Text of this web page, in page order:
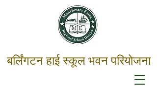
बर्लिंगटन हाई स्कूल भवन परियोजना